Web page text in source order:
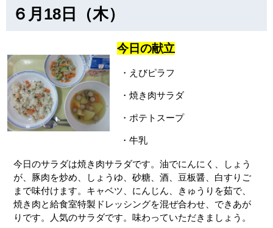
６月18日（木）
今日の献立
・えびピラフ
・焼き肉サラダ
・ポテトスープ
・牛乳
今日のサラダは焼き肉サラダです。油でにんにく、しょう
が、豚肉を炒め、しょうゆ、砂糖、酒、豆板醤、白すりご
まで味付けます。キャベツ、にんじん、きゅうりを茹で、
焼き肉と給食室特製ドレッシングを混ぜ合わせ、できあが
りです。人気のサラダです。味わっていただきましょう。